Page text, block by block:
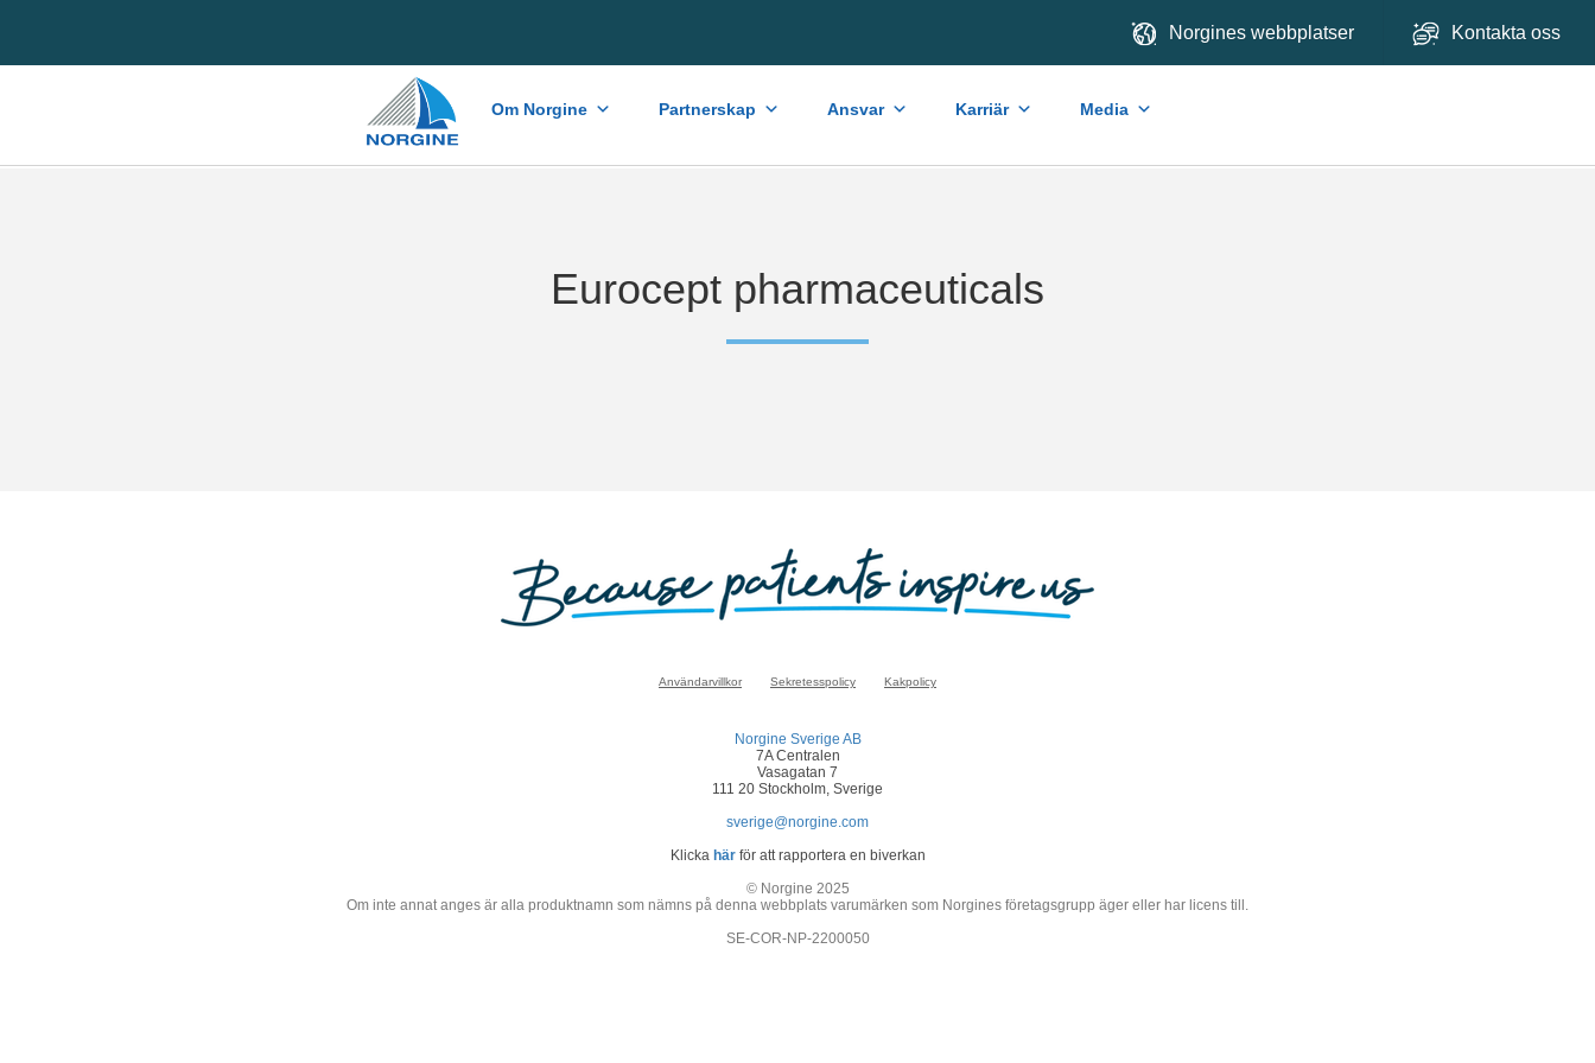
Norgines webbplatser Kontakta oss
Home Om Norgine Partnerskap Ansvar Karriär Media
Eurocept pharmaceuticals
Användarvillkor Sekretesspolicy Kakpolicy
Norgine Sverige AB
7A Centralen
Vasagatan 7
111 20 Stockholm, Sverige
sverige@norgine.com
Klicka härför att rapportera en biverkan
© Norgine 2025
Om inte annat anges är alla produktnamn som nämns på denna webbplats varumärken som Norgines företagsgrupp äger eller har licens till.
SE-COR-NP-2200050